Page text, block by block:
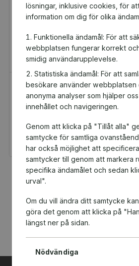
lösningar, inklusive cookies, för
information om dig för olika
Funktionella ändamål: För att
webbplatsen fungerar korrekt
smidig användarupplevelse.
Statistiska ändamål: För att
besökare använder webbplatsen
anonyma analyser som hjälper
innehållet och navigeringen.
Genom att klicka på "Tillåt alla"
samtycke för samtliga
har också möjlighet att
samtycker till genom att markera
specifika ändamålet och sedan
urval".
Om du vill ändra ditt samtycke
göra det genom att klicka på
längst ner på sidan.
Nödvändiga
H&M Presentkort
Presentkort
Du och IFK Vaxholm
P2010 får 5 kr tillbaka
Du